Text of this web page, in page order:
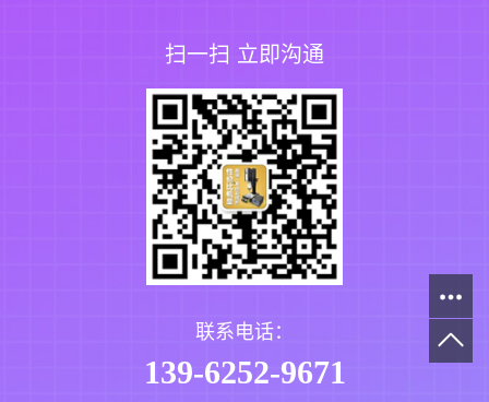
扫一扫 立即沟通
联系电话：
139-6252-9671